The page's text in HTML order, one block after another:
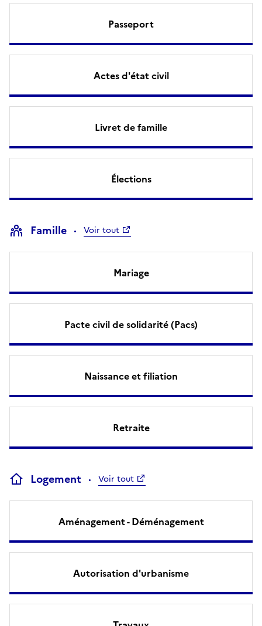
Passeport
Actes d'état civil
Livret de famille
Élections
Famille Voir tout
Mariage
Pacte civil de solidarité (Pacs)
Naissance et filiation
Retraite
Logement Voir tout
Aménagement - Déménagement
Autorisation d'urbanisme